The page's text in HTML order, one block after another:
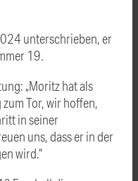
unterschrieben, er
19.
„Moritz hat als
Tor, wir hoffen,
in seiner
uns, dass er in der
wird.“